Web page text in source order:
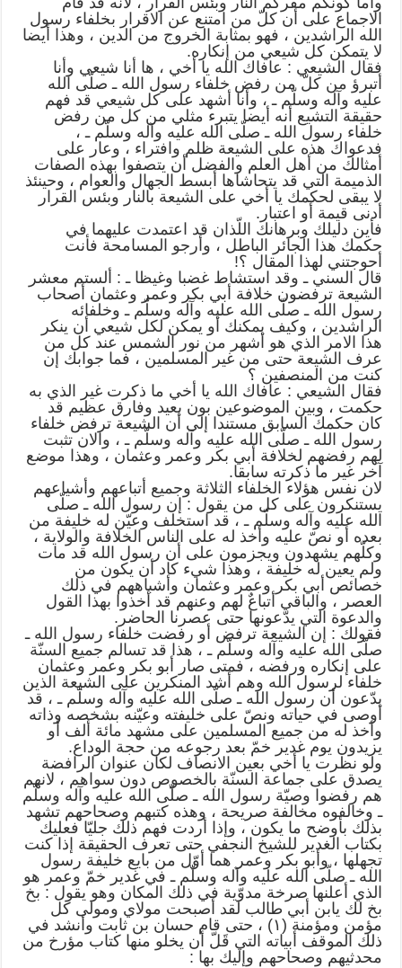
الاجماع على أن كلّ من امتنع عن الاقرار بخلفاء رسول
الله الراشدين ، فهو بمثابة الخروج من الدين ، وهذا أيضا
لا يتمكن كل شيعي من إنكاره.
فقال الشيعي : عافاك الله يا أخي ، ها أنا شيعي وأنا
أتبرؤ من كلّ من رفض خلفاء رسول الله ـ صلّى الله
عليه وآله وسلّم ـ ، وأنا أشهد على كل شيعي قد فهم
حقيقة التشيع أنه أيضا يتبرء مثلي من كل من رفض
خلفاء رسول الله ـ صلّى الله عليه وآله وسلّم ـ ،
فدعواك هذه على الشيعة ظلم وافتراء ، وعار على
أمثالك من أهل العلم والفضل أن يتصفوا بهذه الصفات
الذميمة التي قد يتحاشاها أبسط الجهال والعوام ، وحينئذ
لا يبقى لحكمك يا أخي على الشيعة بالنار وبئس القرار
أدنى قيمة أو اعتبار.
فأين دليلك وبرهانك اللّذان قد اعتمدت عليهما في
حكمك هذا الجائر الباطل ، وأرجو المسامحة فأنت
أحوجتني لهذا المقال ؟!
قال السني ـ وقد استشاط غضبا وغيظا ـ : ألستم معشر
الشيعة ترفضون خلافة أبي بكر وعمر وعثمان أصحاب
رسول الله ـ صلّى الله عليه وآله وسلّم ـ وخلفائه
الراشدين ، وكيف يمكنك أو يمكن لكل شيعي أن ينكر
هذا الامر الذي هو أشهر من نور الشمس عند كل من
عرف الشيعة حتى من غير المسلمين ، فما جوابك إن
كنت من المنصفين ؟
فقال الشيعي : عافاك الله يا أخي ما ذكرت غير الذي به
حكمت ، وبين الموضوعين بون بعيد وفارق عظيم قد
كان حكمك السابق مستندا إلى أن الشيعة ترفض خلفاء
رسول الله ـ صلّى الله عليه وآله وسلّم ـ ، والان تثبت
لهم رفضهم لخلافة أبي بكر وعمر وعثمان ، وهذا موضع
آخر غير ما ذكرته سابقا.
لان نفس هؤلاء الخلفاء الثلاثة وجميع أتباعهم وأشياعهم
يستنكرون على كل من يقول : إن رسول الله ـ صلّى
الله عليه وآله وسلّم ـ ، قد استخلف وعيّن له خليفة من
بعده أو نصّ عليه وأخذ له على الناس الخلافة والولاية ،
وكلّهم يشهدون ويجزمون على أن رسول الله قد مات
ولم يعين له خليفة ، وهذا شيء كاد أن يكون من
خصائص أبي بكر وعمر وعثمان وأشباههم في ذلك
العصر ، والباقي أتباعٌ لهم وعنهم قد أخذوا بهذا القول
والدعوة التي يدّعونها حتى عصرنا الحاضر.
فقولك : إن الشيعة ترفض أو رفضت خلفاء رسول الله ـ
صلّى الله عليه وآله وسلّم ـ ، هذا قد تسالم جميع السنّة
على إنكاره ورفضه ، فمتى صار أبو بكر وعمر وعثمان
خلفاء لرسول الله وهم أشد المنكرين على الشيعة الذين
يدّعون أن رسول الله ـ صلّى الله عليه وآله وسلّم ـ ، قد
أوصى في حياته ونصّ على خليفته وعيّنه بشخصه وذاته
وأخذ له من جميع المسلمين على مشهد مائة ألف أو
يزيدون يوم غدير خمّ بعد رجوعه من حجة الوداع.
ولو نظرت يا أخي بعين الانصاف لكان عنوان الرافضة
يصدق على جماعة السنّة بالخصوص دون سواهم ، لانهم
هم رفضوا وصيّة رسول الله ـ صلّى الله عليه وآله وسلّم
ـ وخالفوه مخالفة صريحة ، وهذه كتبهم وصحاحهم تشهد
بذلك بأوضح ما يكون ، وإذا أردت فهم ذلك جليّا فعليك
بكتاب الغدير للشيخ النجفي حتى تعرف الحقيقة إذا كنت
تجهلها ، وأبو بكر وعمر هما أوّل من بايع خليفة رسول
الله ـ صلّى الله عليه وآله وسلّم ـ في غدير خمّ وعمر هو
الذي أعلنها صرخة مدوّية في ذلك المكان وهو يقول : بخ
بخ لك يابن أبي طالب لقد أصبحت مولاي ومولى كل
مؤمن ومؤمنة (۱) ، حتى قام حسان بن ثابت وأنشد في
ذلك الموقف أبياته التي قَلّ أن يخلو منها كتاب مؤرخ من
محدثيهم وصحاحهم وإليك بها :